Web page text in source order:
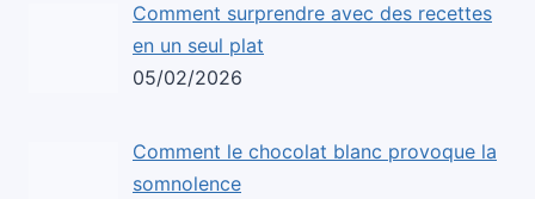
Comment surprendre avec des recettes
en un seul plat
05/02/2026
Comment le chocolat blanc provoque la
somnolence